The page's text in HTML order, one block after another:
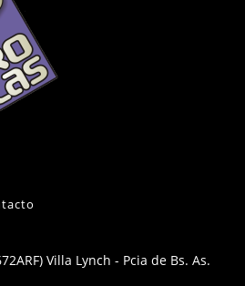
Villa Lynch - Pcia de Bs. As.